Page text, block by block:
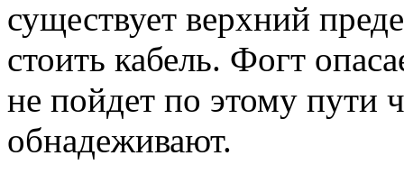
существует верхний
стоить кабель. Фогт
не пойдет по этому пути
обнадеживают.